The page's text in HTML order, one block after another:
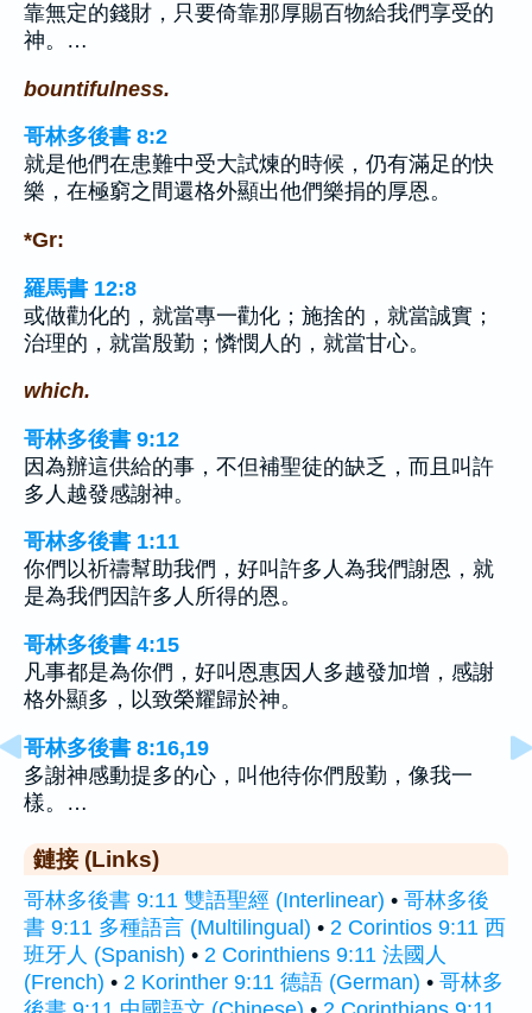
靠無定的錢財，只要倚靠那厚賜百物給我們享受的
神。…
bountifulness.
哥林多後書 8:2
就是他們在患難中受大試煉的時候，仍有滿足的快
樂，在極窮之間還格外顯出他們樂捐的厚恩。
*Gr:
羅馬書 12:8
或做勸化的，就當專一勸化；施捨的，就當誠實；
治理的，就當殷勤；憐憫人的，就當甘心。
which.
哥林多後書 9:12
因為辦這供給的事，不但補聖徒的缺乏，而且叫許
多人越發感謝神。
哥林多後書 1:11
你們以祈禱幫助我們，好叫許多人為我們謝恩，就
是為我們因許多人所得的恩。
哥林多後書 4:15
凡事都是為你們，好叫恩惠因人多越發加增，感謝
格外顯多，以致榮耀歸於神。
哥林多後書 8:16,19
多謝神感動提多的心，叫他待你們殷勤，像我一
樣。…
鏈接 (Links)
哥林多後書 9:11 雙語聖經 (Interlinear) • 哥林多後
書 9:11 多種語言 (Multilingual) • 2 Corintios 9:11 西
班牙人 (Spanish) • 2 Corinthiens 9:11 法國人
(French) • 2 Korinther 9:11 德語 (German) • 哥林多